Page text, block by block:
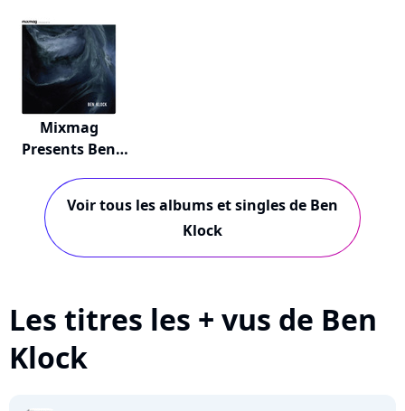
Mixmag
Presents Ben
Voir tous les albums et singles de Ben
Klock
Les titres les + vus de Ben
Klock